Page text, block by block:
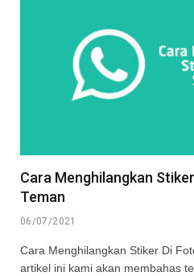
Cara Menghilangkan
Teman
06/07/2021
Cara Menghilangkan Stiker Di
artikel ini kami akan membahas